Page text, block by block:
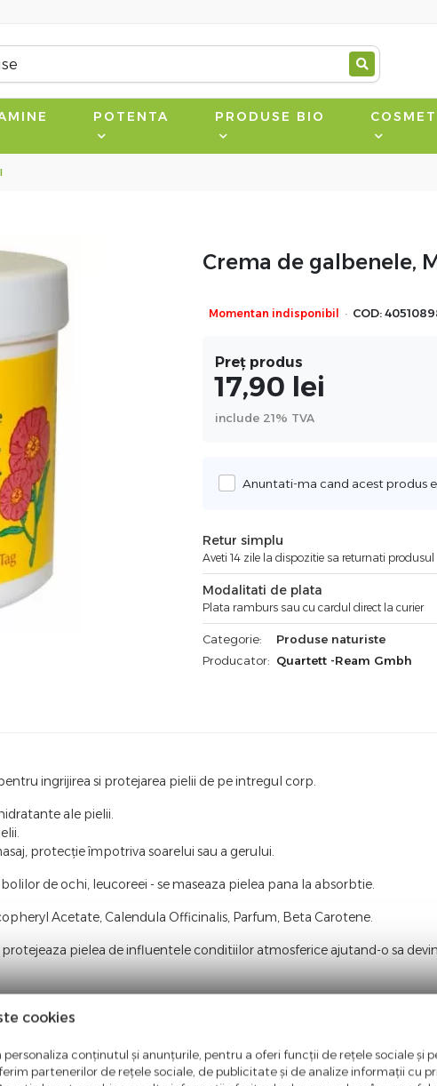
POTENTA PRODUSE BIO
Crema de galbenele,
Momentan indisponibil · COD:
Preț produs
17,90 lei
include 21% TVA
Anuntati-ma cand acest produs
Retur simplu
Aveti 14 zile la dispozitie sa returnati produsul
Modalitati de plata
Plata ramburs sau cu cardul direct la curier
Categorie:
Produse naturiste
Producator: Quartett -Ream Gmbh
ingrijirea si protejarea pielii de pe intregul corp.
ale pielii.
protecție împotriva soarelui sau a gerului.
de ochi, leucoreei - se maseaza pielea pana la absorbtie.
Acetate, Calendula Officinalis, Parfum, Beta Carotene.
pielea de influentele conditiilor atmosferice ajutand-o sa
in aceasta pagina. Facem eforturi permanente pentru a pastra
pe site este aceea in care producatorul aduce modificari fara a ne
cookies
personaliza conținutul și anunțurile, pentru a oferi funcții de rețele sociale și
partenerilor de rețele sociale, de publicitate și de analize informații cu